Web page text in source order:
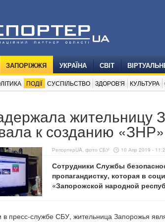
ЗАПОРІЖЖЯ УКРАЇНА СВІТ
ПОДІЇ СУСПІЛЬСТВО ЗДОРОВ'Я КУЛЬТУРА
жительницу
к созданию
РепортерUA, фото СБУ 10 Апр 2019 -
Сотрудники Службы
пропагандистку, которая в
«Запорожской народной
в пресс-службе СБУ, жительница Запорожья